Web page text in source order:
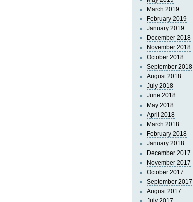
March 2019
February 2019
January 2019
December 2018
November 2018
October 2018
September 2018
August 2018
July 2018
June 2018
May 2018
April 2018
March 2018
February 2018
January 2018
December 2017
November 2017
October 2017
September 2017
August 2017